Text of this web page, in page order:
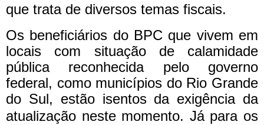
que trata de diversos temas fiscais.
Os beneficiários do BPC que vivem em
locais com situação de calamidade
pública reconhecida pelo governo
federal, como municípios do Rio Grande
do Sul, estão isentos da exigência da
atualização neste momento. Já para os